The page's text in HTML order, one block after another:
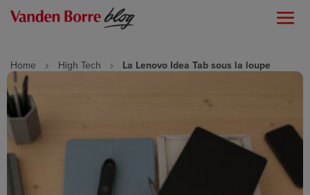
Home High Tech La Lenovo Idea Tab sous la loupe